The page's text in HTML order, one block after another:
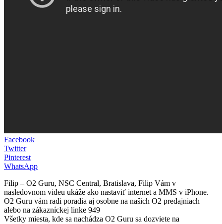
Facebook
Twitter
Pinterest
WhatsApp
Filip – O2 Guru, NSC Central, Bratislava, Filip Vám v
nasledovnom videu ukáže ako nastaviť internet a MMS v iPhone.
O2 Guru vám radi poradia aj osobne na našich O2 predajniach
alebo na zákazníckej linke 949
Všetky miesta, kde sa nachádza O2 Guru sa dozviete na